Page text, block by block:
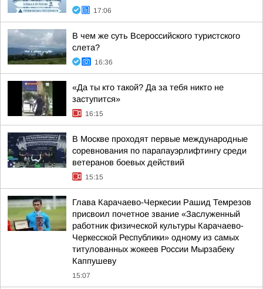
17:06
В чем же суть Всероссийского туристского
слета?
16:36
«Да ты кто такой? Да за тебя никто не
заступится»
16:15
В Москве проходят первые международные
соревнования по парапауэрлифтингу среди
ветеранов боевых действий
15:15
Глава Карачаево-Черкесии Рашид Темрезов
присвоил почетное звание «Заслуженный
работник физической культуры Карачаево-
Черкесской Республики» одному из самых
титулованных жокеев России Мырзабеку
Каппушеву
15:07